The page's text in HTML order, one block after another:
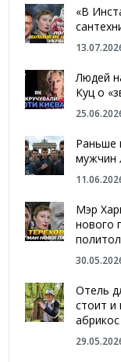
«В
Людей
Куц о
Раньше
мужчин
Мэр
нового
Отель
стоит и
абрикос